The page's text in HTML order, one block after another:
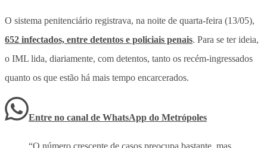
O sistema penitenciário registrava, na noite de quarta-feira (13/05),
652 infectados, entre detentos e policiais penais. Para se ter ideia,
o IML lida, diariamente, com detentos, tanto os recém-ingressados
quanto os que estão há mais tempo encarcerados.
Entre no canal de WhatsApp do Metrópoles
“O número crescente de casos preocupa bastante, mas